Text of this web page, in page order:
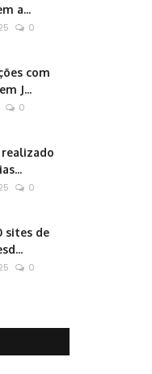
a...
0
com
J...
0
0
sites de
0